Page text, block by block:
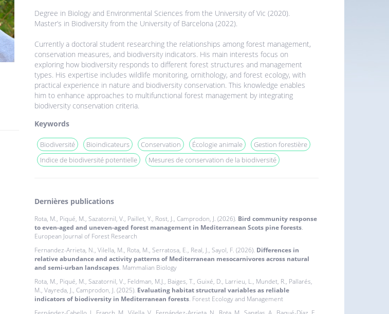
Degree in Biology and Environmental Sciences from the University of Vic (2020).
Master’s in Biodiversity from the University of Barcelona (2022).
Currently a doctoral student researching the relationships among forest management,
conservation measures, and biodiversity indicators. His main interests focus on
exploring how biodiversity responds to different forest structures and management
types. His expertise includes wildlife monitoring, ornithology, and forest ecology, with
practical experience in nature and biodiversity conservation. This knowledge enables
him to enhance approaches to multifunctional forest management by integrating
biodiversity conservation criteria.
Keywords
Biodiversité Bioindicateurs Conservation Écologie animale
Gestion forestière
Indice de biodiversité potentielle
Mesures de conservation de la biodiversité
Dernières publications
Rota, M., Piqué, M., Sazatornil, V., Paillet, Y., Rost, J., Camprodon, J. (2026). Bird community response
to even-aged and uneven-aged forest management in Mediterranean Scots pine forests.
European Journal of Forest Research
Fernandez-Arrieta, N., Vilella, M., Rota, M., Serratosa, E., Real, J., Sayol, F. (2026). Differences in
relative abundance and activity patterns of Mediterranean mesocarnivores across natural
and semi-urban landscapes. Mammalian Biology
Rota, M., Piqué, M., Sazatornil, V., Feldman, M.J., Baiges, T., Guixé, D., Larrieu, L., Mundet, R., Pallarés,
M., Vayreda, J., Camprodon, J. (2025). Evaluating habitat structural variables as reliable
indicators of biodiversity in Mediterranean forests. Forest Ecology and Management